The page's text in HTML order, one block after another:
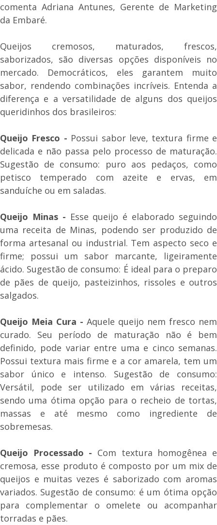
comenta Adriana Antunes, Gerente de Marketing
da Embaré.
Queijos cremosos, maturados, frescos,
saborizados, são diversas opções disponíveis no
mercado. Democráticos, eles garantem muito
sabor, rendendo combinações incríveis. Entenda a
diferença e a versatilidade de alguns dos queijos
queridinhos dos brasileiros:
Queijo Fresco - Possui sabor leve, textura firme e
delicada e não passa pelo processo de maturação.
Sugestão de consumo: puro aos pedaços, como
petisco temperado com azeite e ervas, em
sanduíche ou em saladas.
Queijo Minas - Esse queijo é elaborado seguindo
uma receita de Minas, podendo ser produzido de
forma artesanal ou industrial. Tem aspecto seco e
firme; possui um sabor marcante, ligeiramente
ácido. Sugestão de consumo: É ideal para o preparo
de pães de queijo, pasteizinhos, rissoles e outros
salgados.
Queijo Meia Cura - Aquele queijo nem fresco nem
curado. Seu período de maturação não é bem
definido, pode variar entre uma e cinco semanas.
Possui textura mais firme e a cor amarela, tem um
sabor único e intenso. Sugestão de consumo:
Versátil, pode ser utilizado em várias receitas,
sendo uma ótima opção para o recheio de tortas,
massas e até mesmo como ingrediente de
sobremesas.
Queijo Processado - Com textura homogênea e
cremosa, esse produto é composto por um mix de
queijos e muitas vezes é saborizado com aromas
variados. Sugestão de consumo: é um ótima opção
para complementar o omelete ou acompanhar
torradas e pães.